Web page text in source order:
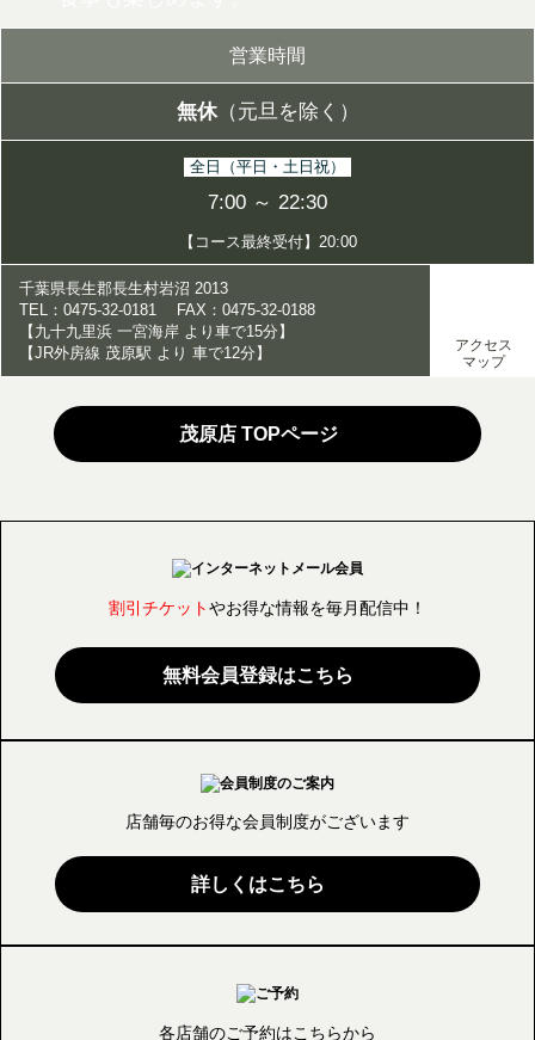
営業時間
無休（元旦を除く）
全日（平日・土日祝）
7:00 ～ 22:30
【コース最終受付】20:00
千葉県長生郡長生村岩沼 2013
TEL：0475-32-0181 FAX：0475-32-0188
【九十九里浜 一宮海岸 より車で15分】
【JR外房線 茂原駅 より 車で12分】
アクセス
マップ
茂原店 TOPページ
割引チケットやお得な情報を毎月配信中！
無料会員登録はこちら
店舗毎のお得な会員制度がございます
詳しくはこちら
各店舗のご予約はこちらから